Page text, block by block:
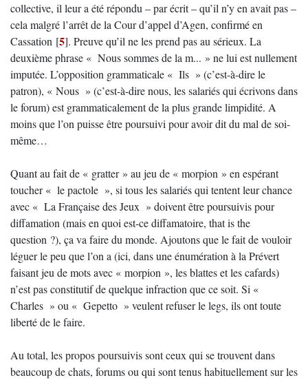
collective, il leur a été répondu – par écrit – qu’il n’y en avait pas –
cela malgré l’arrêt de la Cour d’appel d’Agen, confirmé en
Cassation [5]. Preuve qu’il ne les prend pas au sérieux. La
deuxième phrase « Nous sommes de la m... » ne lui est nullement
imputée. L’opposition grammaticale « Ils » (c’est-à-dire le
patron), « Nous » (c’est-à-dire nous, les salariés qui écrivons dans
le forum) est grammaticalement de la plus grande limpidité. A
moins que l’on puisse être poursuivi pour avoir dit du mal de soi-
même…
Quant au fait de « gratter » au jeu de « morpion » en espérant
toucher « le pactole », si tous les salariés qui tentent leur chance
avec « La Française des Jeux » doivent être poursuivis pour
diffamation (mais en quoi est-ce diffamatoire, that is the
question ?), ça va faire du monde. Ajoutons que le fait de vouloir
léguer le peu que l’on a (ici, dans une énumération à la Prévert
faisant jeu de mots avec « morpion », les blattes et les cafards)
n’est pas constitutif de quelque infraction que ce soit. Si «
Charles » ou « Gepetto » veulent refuser le legs, ils ont toute
liberté de le faire.
Au total, les propos poursuivis sont ceux qui se trouvent dans
beaucoup de chats, forums ou qui sont tenus habituellement sur les